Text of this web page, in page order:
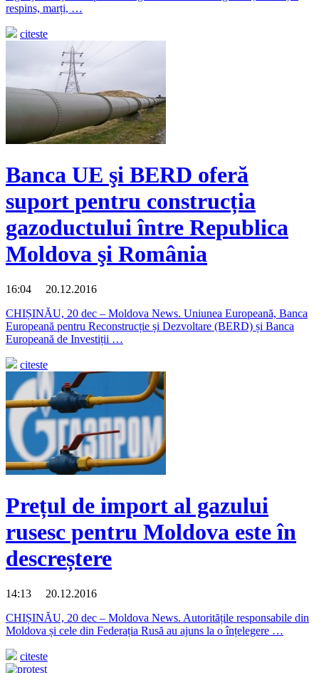
respins, marți, …
citeste
Banca UE şi BERD oferă
suport pentru construcția
gazoductului între Republica
Moldova şi România
16:04 20.12.2016
CHIȘINĂU, 20 dec – Moldova News. Uniunea Europeană, Banca
Europeană pentru Reconstrucție și Dezvoltare (BERD) și Banca
Europeană de Investiții …
citeste
Prețul de import al gazului
rusesc pentru Moldova este în
descreștere
14:13 20.12.2016
CHIȘINĂU, 20 dec – Moldova News. Autoritățile responsabile din
Moldova și cele din Federația Rusă au ajuns la o înțelegere …
citeste